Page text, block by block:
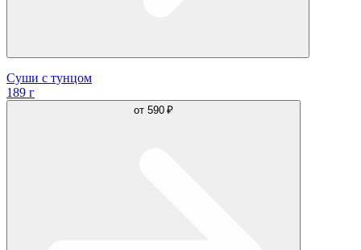
Суши с тунцом
189 г
от 590 ₽